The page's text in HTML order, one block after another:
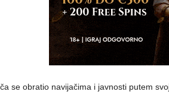
se obratio navijačima i javnosti putem